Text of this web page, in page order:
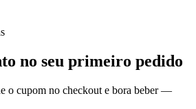
no seu primeiro pedido
o cupom no checkout e bora beber —